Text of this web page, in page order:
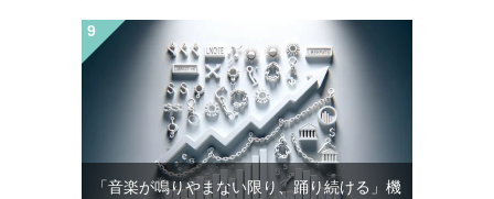
「音楽が鳴りやまない限り、踊り続ける」機